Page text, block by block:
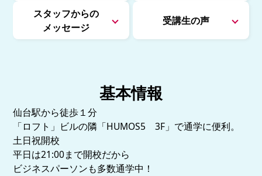
スタッフからの
メッセージ
受講生の声
基本情報
仙台駅から徒歩１分
「ロフト」ビルの隣「HUMOS5 3F」で通学に便利。
土日祝開校
平日は21:00まで開校だから
ビジネスパーソンも多数通学中！